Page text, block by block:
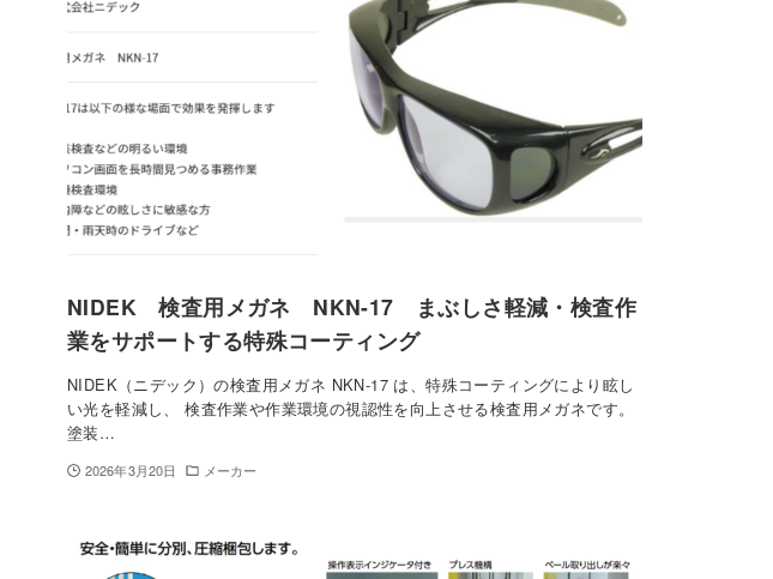
NIDEK 検査用メガネ NKN-17 まぶしさ軽減・検査作
業をサポートする特殊コーティング
NIDEK（ニデック）の検査用メガネ NKN-17 は、特殊コーティングにより眩し
い光を軽減し、 検査作業や作業環境の視認性を向上させる検査用メガネです。
塗装…
2026年3月20日 メーカー